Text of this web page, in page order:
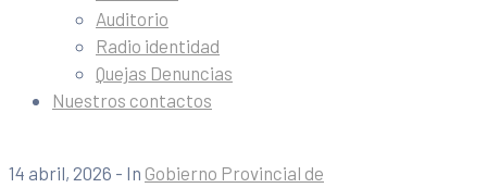
Auditorio
Radio identidad
Quejas Denuncias
Nuestros contactos
14 abril, 2026 - In Gobierno Provincial de